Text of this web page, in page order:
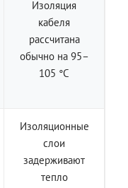
Изоляция
кабеля
рассчитана
обычно на 95–
105 °C
Изоляционные
слои
задерживают
тепло